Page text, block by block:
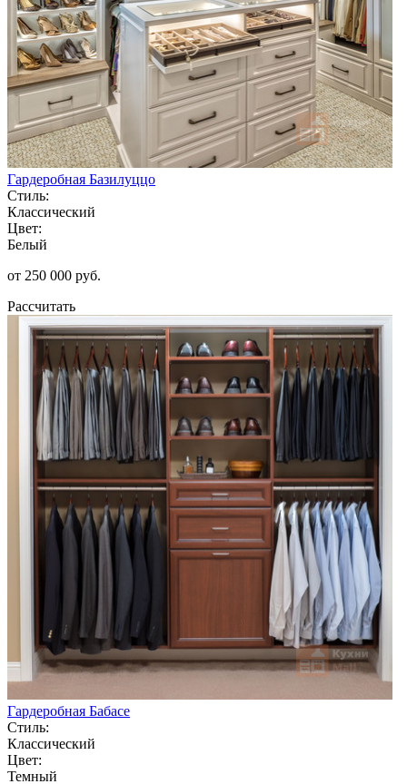
Гардеробная Базилуццо
Стиль:
Классический
Цвет:
Белый
от 250 000 руб.
Рассчитать
Гардеробная Бабасе
Стиль:
Классический
Цвет:
Темный